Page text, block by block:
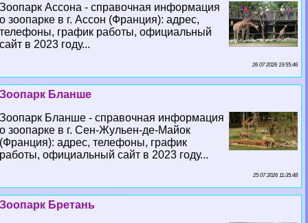
Зоопарк Ассона - справочная информация
о зоопарке в г. Ассон (Франция): адрес,
телефоны, график работы, официальный
сайт в 2023 году...
26 07 2026 19:55:46
Зоопарк Бланше
Зоопарк Бланше - справочная информация
о зоопарке в г. Сен-Жульен-де-Майок
(Франция): адрес, телефоны, график
работы, официальный сайт в 2023 году...
25 07 2026 11:35:48
Зоопарк Бретань